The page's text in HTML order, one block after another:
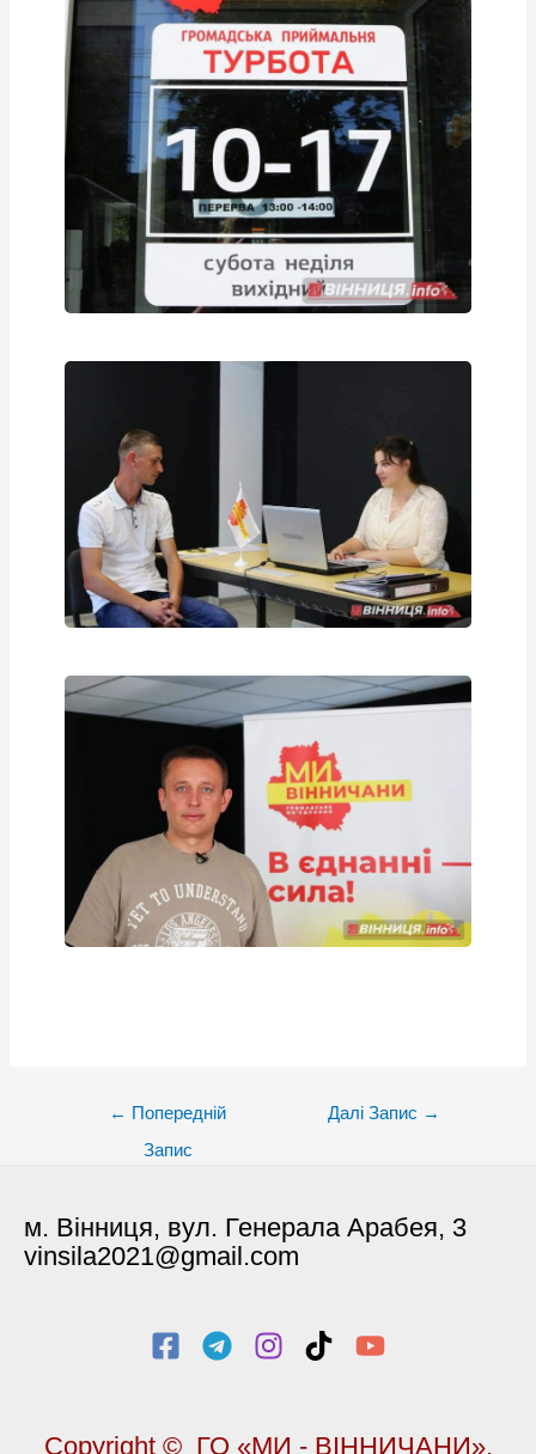
← Попередній
Запис
Далі Запис →
м. Вінниця, вул. Генерала Арабея, 3
vinsila2021@gmail.com
Copyright © ГО «МИ - ВІННИЧАНИ»,